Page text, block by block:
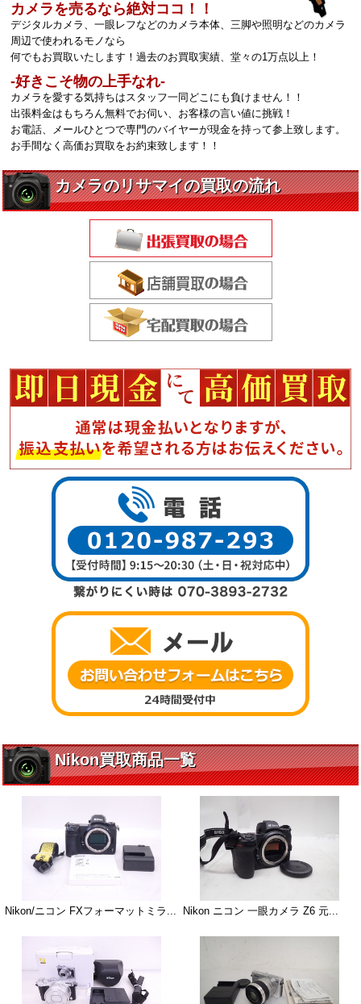
カメラを売るなら絶対ココ！！
デジタルカメラ、一眼レフなどのカメラ本体、三脚や照明などのカメラ
周辺で使われるモノなら
何でもお買取いたします！過去のお買取実績、堂々の1万点以上！
‐好きこそ物の上手なれ‐
カメラを愛する気持ちはスタッフ一同どこにも負けません！！
出張料金はもちろん無料でお伺い、お客様の言い値に挑戦！
お電話、メールひとつで専門のバイヤーが現金を持って参上致します。
お手間なく高価お買取をお約束致します！！
Nikon買取商品一覧
Nikon/ニコン FXフォーマットミラ... Nikon ニコン 一眼カメラ Z6 元...